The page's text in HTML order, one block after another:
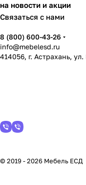
на новости и акции
Связаться с нами
8 (800) 600-43-26
info@mebelesd.ru
414056, г. Астрахань,
© 2019 - 2026 Мебель ЕСД